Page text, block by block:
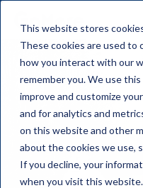
This website stores
These cookies are used to
how you interact with our
remember you. We use
improve and customize
and for analytics and
on this website and other
about the cookies we use,
If you decline, your
when you visit this